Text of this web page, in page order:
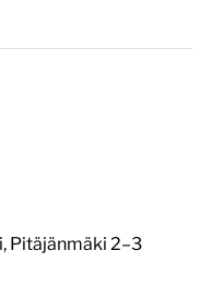
Pitäjänmäki 2–3